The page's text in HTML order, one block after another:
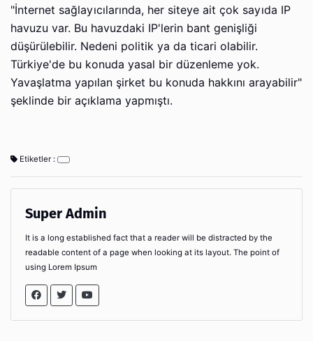
"İnternet sağlayıcılarında, her siteye ait çok sayıda IP
havuzu var. Bu havuzdaki IP'lerin bant genişliği
düşürülebilir. Nedeni politik ya da ticari olabilir.
Türkiye'de bu konuda yasal bir düzenleme yok.
Yavaşlatma yapılan şirket bu konuda hakkını arayabilir"
şeklinde bir açıklama yapmıştı.
Etiketler :
Super Admin
It is a long established fact that a reader will be distracted by the
readable content of a page when looking at its layout. The point of
using Lorem Ipsum